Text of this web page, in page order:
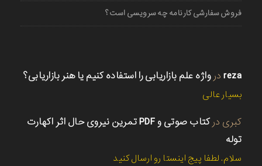
فروش سفارشی کارنامه چه سرویسی است؟
reza در واژه علم بازاریابی را استفاده کنیم یا هنر بازاریابی؟
بسیار عالی
کبری در
کتاب صوتی و PDF تمرین نیروی حال اثر اکهارت
توله
سلام. لطفا پیج اینستا رو ارسال کنید